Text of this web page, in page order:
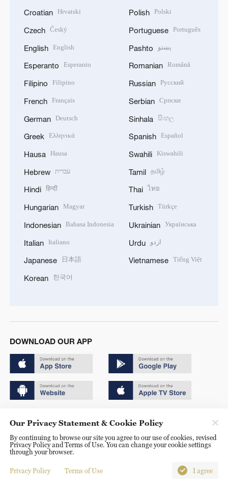
Croatian Hrvatski
Czech Český
English English
Esperanto Esperanto
Filipino Filipino
French Français
German Deutsch
Greek Ελληνικά
Hausa Hausa
Hebrew עברית
Hindi हिन्दी
Hungarian Magyar
Indonesian Bahasa Indonesia
Italian Italiano
Japanese 日本語
Korean 한국어
Polish Polski
Portuguese Português
Pashto پښتو
Romanian Română
Russian Русский
Serbian Српски
Sinhala සිංහල
Spanish Español
Swahili Kiswahili
Tamil தமிழ்
Thai ไทย
Turkish Türkçe
Ukrainian Українська
Urdu اردو
Vietnamese Tiếng Việt
DOWNLOAD OUR APP
京ICP备20000184号
京公网安备 11010502050052号
Disinformation report hotline: 010-85061466
Our Privacy Statement & Cookie Policy
By continuing to browse our site you agree to our use of cookies, revised
Privacy Policy and Terms of Use. You can change your cookie settings
through your browser.
Privacy Policy Terms of Use I agree